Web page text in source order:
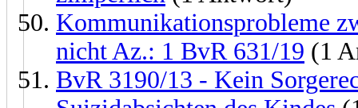
Kommunikationsprobleme
nicht Az.: 1 BvR 631/19 (1
BvR 3190/13 - Kein